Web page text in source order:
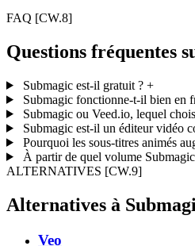
FAQ [CW.8]
Questions fréquentes
Submagic est-il gratuit ? +
Submagic fonctionne-t-il bien en
Submagic ou Veed.io, lequel
Submagic est-il un éditeur vidéo
Pourquoi les sous-titres animés
À partir de quel volume
ALTERNATIVES [CW.9]
Alternatives à
Veo